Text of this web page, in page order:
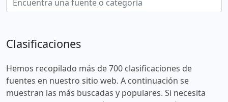
Clasificaciones
Hemos recopilado más de 700 clasificaciones de
fuentes en nuestro sitio web. A continuación se
muestran las más buscadas y populares. Si necesita